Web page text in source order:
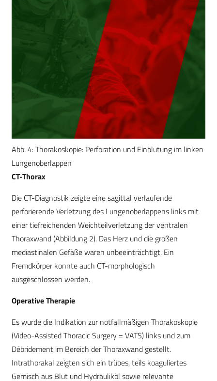
Abb. 4: Thorakoskopie: Perforation und Einblutung im linken
Lungenoberlappen
CT-Thorax
Die CT-Diagnostik zeigte eine sagittal verlaufende
perforierende Verletzung des Lungenoberlappens links mit
einer tiefreichenden Weichteilverletzung der ventralen
Thoraxwand (Abbildung 2). Das Herz und die großen
mediastinalen Gefäße waren unbeeinträchtigt. Ein
Fremdkörper konnte auch CT-morphologisch
ausgeschlossen werden.
Operative Therapie
Es wurde die Indikation zur notfallmäßigen Thorakoskopie
(Video-Assisted Thoracic Surgery = VATS) links und zum
Débridement im Bereich der Thoraxwand gestellt.
Intrathorakal zeigten sich ein trübes, teils koaguliertes
Gemisch aus Blut und Hydrauliköl sowie relevante